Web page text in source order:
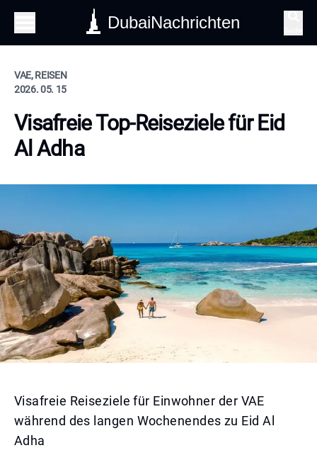
DubaiNachrichten
VAE, REISEN
2026. 05. 15
Visafreie Top-Reiseziele für Eid
Al Adha
Visafreie Reiseziele für Einwohner der VAE
während des langen Wochenendes zu Eid Al
Adha